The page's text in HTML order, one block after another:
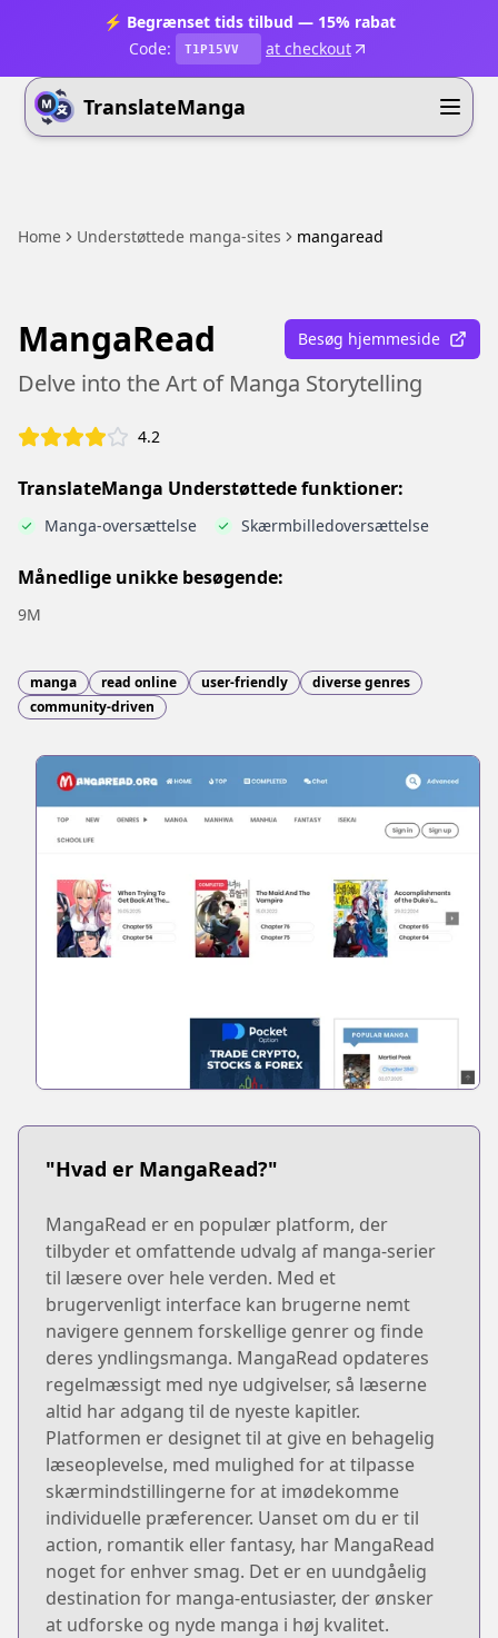
⚡ Begrænset tids tilbud — 15% rabat
Code:
T1P15VV at checkout
TranslateManga
Home Understøttede manga-sites mangaread
MangaRead Besøg hjemmeside
Delve into the Art of Manga Storytelling
4.2
TranslateManga Understøttede funktioner:
Manga-oversættelse Skærmbilledoversættelse
Månedlige unikke besøgende:
9M
manga read online user-friendly
diverse genres
community-driven
"Hvad er MangaRead?"
MangaRead er en populær platform, der
tilbyder et omfattende udvalg af manga-serier
til læsere over hele verden. Med et
brugervenligt interface kan brugerne nemt
navigere gennem forskellige genrer og finde
deres yndlingsmanga. MangaRead opdateres
regelmæssigt med nye udgivelser, så læserne
altid har adgang til de nyeste kapitler.
Platformen er designet til at give en behagelig
læseoplevelse, med mulighed for at tilpasse
skærmindstillingerne for at imødekomme
individuelle præferencer. Uanset om du er til
action, romantik eller fantasy, har MangaRead
noget for enhver smag. Det er en uundgåelig
destination for manga-entusiaster, der ønsker
at udforske og nyde manga i høj kvalitet.